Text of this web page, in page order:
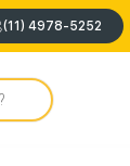
(11) 4978-5252